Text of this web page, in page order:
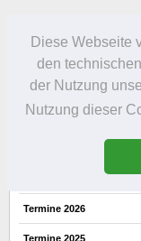
Diese Webseite
den
der Nutzung
Nutzung dieser
Portrait
Termine 2026
Termine 2025